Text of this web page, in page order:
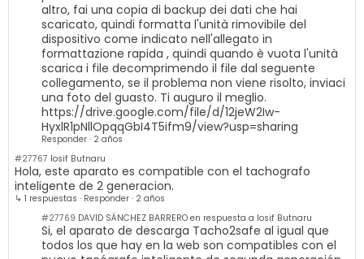
altro, fai una copia di backup dei dati che hai
scaricato, quindi formatta l'unità rimovibile del
dispositivo come indicato nell'allegato in
formattazione rapida , quindi quando è vuota l'unità
scarica i file decomprimendo il file dal seguente
collegamento, se il problema non viene risolto, inviaci
una foto del guasto. Ti auguro il meglio.
https://drive.google.com/file/d/12jeW2Iw-
HyxlR1pNllOpqqGbI4T5ifm9/view?usp=sharing
Responder · 2 años
#27767 Iosif Butnaru
Hola, este aparato es compatible con el tachografo
inteligente de 2 generacion.
↳ 1 respuestas · Responder · 2 años
#27769
DAVID SÁNCHEZ BARRERO en respuesta a Iosif Butnaru
Si, el aparato de descarga Tacho2safe al igual que
todos los que hay en la web son compatibles con el